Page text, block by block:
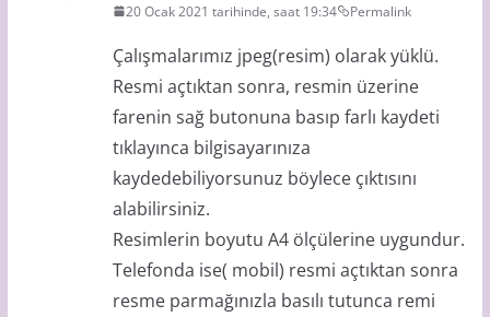
20 Ocak 2021 tarihinde, saat 19:34 Permalink
Çalışmalarımız jpeg(resim) olarak yüklü.
Resmi açtıktan sonra, resmin üzerine
farenin sağ butonuna basıp farlı kaydeti
tıklayınca bilgisayarınıza
kaydedebiliyorsunuz böylece çıktısını
alabilirsiniz.
Resimlerin boyutu A4 ölçülerine uygundur.
Telefonda ise( mobil) resmi açtıktan sonra
resme parmağınızla basılı tutunca remi